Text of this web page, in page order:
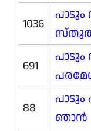
1036
691
പാടും
88
ഞാൻ